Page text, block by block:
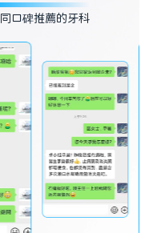
口碑推薦的牙科